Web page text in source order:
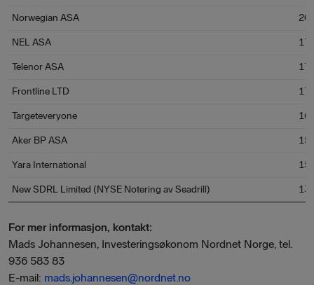
Norwegian ASA
NEL ASA
Telenor ASA
Frontline LTD
Targeteveryone
Aker BP ASA
Yara International
New SDRL Limited (NYSE Notering av Seadrill)
For mer informasjon, kontakt:
Mads Johannesen, Investeringsøkonom Nordnet Norge, tel.
936 583 83
E-mail: mads.johannesen@nordnet.no